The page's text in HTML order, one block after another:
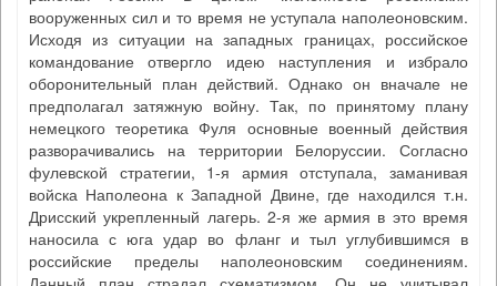
вооруженных сил и то время не уступала наполеоновским.
Исходя из ситуации на западных границах, российское
командование отвергло идею наступления и избрало
оборонительный план действий. Однако он вначале не
предполагал затяжную войну. Так, по принятому плану
немецкого теоретика Фуля основные военный действия
разворачивались на территории Белоруссии. Согласно
фулевской стратегии, 1-я армия отступала, заманивая
войска Наполеона к Западной Двине, где находился т.н.
Дрисский укрепленный лагерь. 2-я же армия в это время
наносила с юга удар во фланг и тыл углубившимся в
российские пределы наполеоновским соединениям.